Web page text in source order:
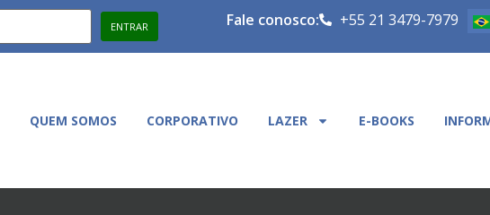
Fale conosco: +55 21 3479-7979
QUEM SOMOS CORPORATIVO LAZER E-BOOKS